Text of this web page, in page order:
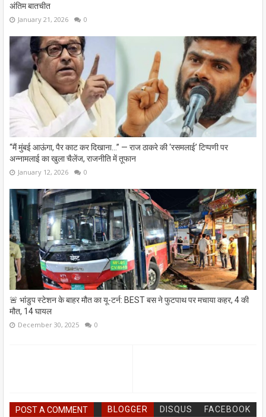
अंतिम बातचीत
January 21, 2026 0
“मैं मुंबई आऊंगा, पैर काट कर दिखाना…” — राज ठाकरे की ‘रसमलाई’ टिप्पणी पर
अन्नामलाई का खुला चैलेंज, राजनीति में तूफान
January 12, 2026 0
🚨 भांडुप स्टेशन के बाहर मौत का यू-टर्न: BEST बस ने फुटपाथ पर मचाया कहर, 4 की
मौत, 14 घायल
December 30, 2025 0
POST A COMMENT BLOGGER DISQUS FACEBOOK